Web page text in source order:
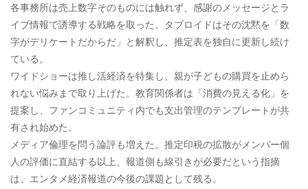
各事務所は売上数字そのものには触れず、感謝のメッセージとラ
イブ情報で誘導する戦略を取った。タブロイドはその沈黙を「数
字がデリケートだからだ」と解釈し、推定表を独自に更新し続け
ている。
ワイドショーは推し活経済を特集し、親が子どもの購買を止めら
れない悩みまで取り上げた。教育関係者は「消費の見える化」を
提案し、ファンコミュニティ内でも支出管理のテンプレートが共
有され始めた。
メディア倫理を問う論評も増えた。推定印税の拡散がメンバー個
人の評価に直結する以上、報道側も線引きが必要だという指摘
は、エンタメ経済報道の今後の課題として残る。